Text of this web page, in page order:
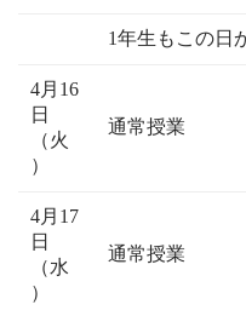
1年生もこの日
4月16
日
（火
）
通常授業
4月17
日
（水
）
通常授業